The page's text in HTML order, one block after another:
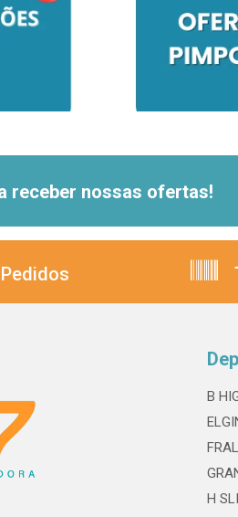
receber nossas ofertas!
B
H